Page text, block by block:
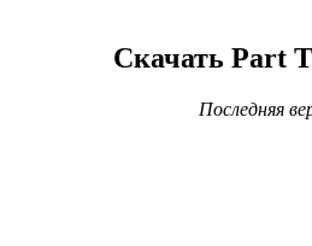
Скачать Part
Последняя